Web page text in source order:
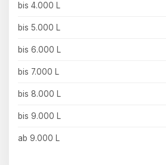
bis 4.000 L
bis 5.000 L
bis 6.000 L
bis 7.000 L
bis 8.000 L
bis 9.000 L
ab 9.000 L